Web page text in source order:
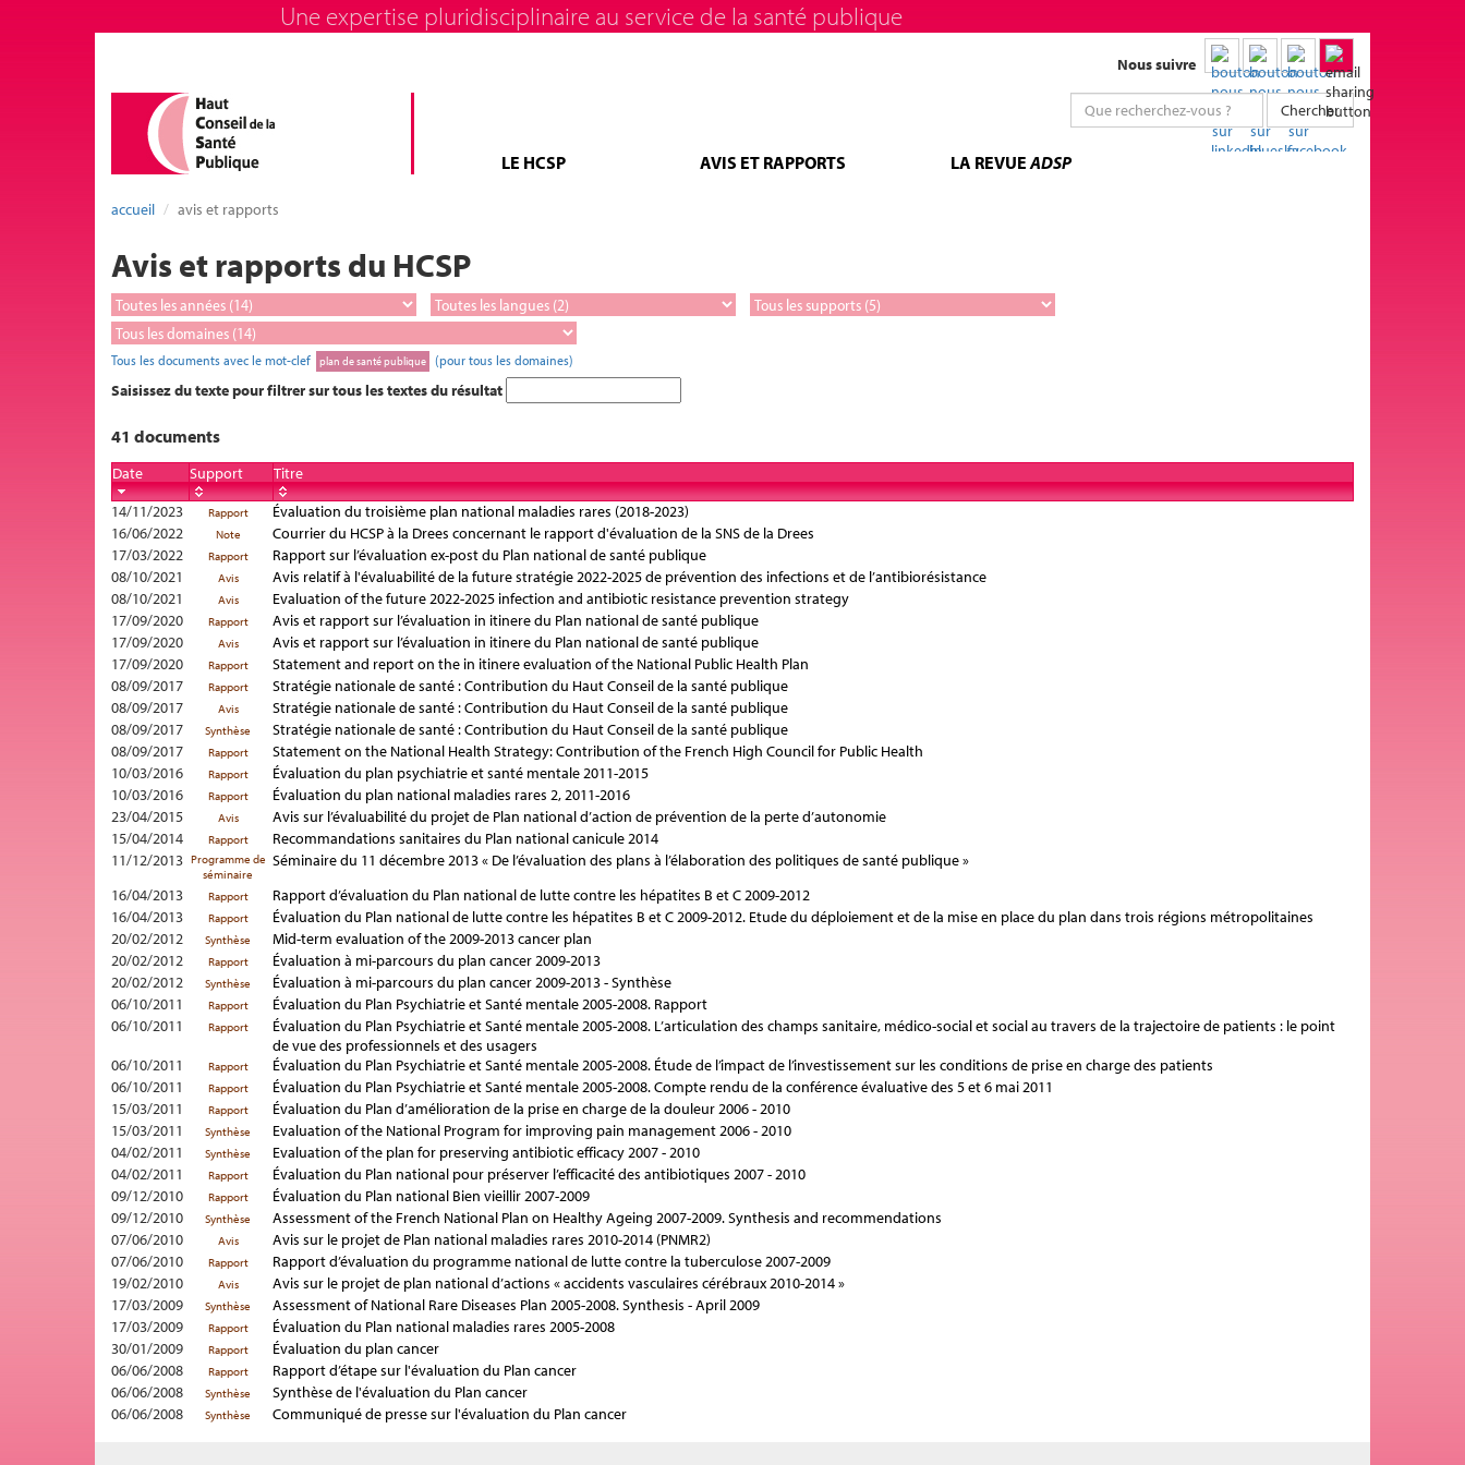
Une expertise pluridisciplinaire au service de la santé publique
Nous suivre
Chercher
LE HCSP AVIS ET RAPPORTS LA REVUEADSP
accueil avis et rapports
Avis et rapports du HCSP
Tous les documents avec le mot-clef plan de santé publique (pour tous les domaines)
Saisissez du texte pour filtrer sur tous les textes du résultat
41 documents
Date Support
Titre
14/11/2023
Rapport
Évaluation du troisième plan national maladies rares (2018-2023)
16/06/2022
Note
Courrier du HCSP à la Drees concernant le rapport d'évaluation de la SNS de la Drees
17/03/2022
Rapport
Rapport sur l’évaluation ex-post du Plan national de santé publique
08/10/2021
Avis
Avis relatif à l'évaluabilité de la future stratégie 2022-2025 de prévention des infections et de l’antibiorésistance
08/10/2021
Avis
Evaluation of the future 2022-2025 infection and antibiotic resistance prevention strategy
17/09/2020
Rapport
Avis et rapport sur l’évaluation in itinere du Plan national de santé publique
17/09/2020
Avis
Avis et rapport sur l’évaluation in itinere du Plan national de santé publique
17/09/2020
Rapport
Statement and report on the in itinere evaluation of the National Public Health Plan
08/09/2017
Rapport
Stratégie nationale de santé : Contribution du Haut Conseil de la santé publique
08/09/2017
Avis
Stratégie nationale de santé : Contribution du Haut Conseil de la santé publique
08/09/2017
Synthèse
Stratégie nationale de santé : Contribution du Haut Conseil de la santé publique
08/09/2017
Rapport
Statement on the National Health Strategy: Contribution of the French High Council for Public Health
10/03/2016
Rapport
Évaluation du plan psychiatrie et santé mentale 2011-2015
10/03/2016
Rapport
Évaluation du plan national maladies rares 2, 2011-2016
23/04/2015
Avis
Avis sur l’évaluabilité du projet de Plan national d’action de prévention de la perte d’autonomie
15/04/2014
Rapport
Recommandations sanitaires du Plan national canicule 2014
11/12/2013 Programme de
séminaire
Séminaire du 11 décembre 2013 « De l’évaluation des plans à l’élaboration des politiques de santé publique »
16/04/2013
Rapport
Rapport d’évaluation du Plan national de lutte contre les hépatites B et C 2009-2012
16/04/2013
Rapport
Évaluation du Plan national de lutte contre les hépatites B et C 2009-2012. Etude du déploiement et de la mise en place du plan dans trois régions métropolitaines
20/02/2012
Synthèse
Mid-term evaluation of the 2009-2013 cancer plan
20/02/2012
Rapport
Évaluation à mi-parcours du plan cancer 2009-2013
20/02/2012
Synthèse
Évaluation à mi-parcours du plan cancer 2009-2013 - Synthèse
06/10/2011
Rapport
Évaluation du Plan Psychiatrie et Santé mentale 2005-2008. Rapport
06/10/2011
Rapport
Évaluation du Plan Psychiatrie et Santé mentale 2005-2008. L’articulation des champs sanitaire, médico-social et social au travers de la trajectoire de patients : le point
de vue des professionnels et des usagers
06/10/2011
Rapport
Évaluation du Plan Psychiatrie et Santé mentale 2005-2008. Étude de l’impact de l’investissement sur les conditions de prise en charge des patients
06/10/2011
Rapport
Évaluation du Plan Psychiatrie et Santé mentale 2005-2008. Compte rendu de la conférence évaluative des 5 et 6 mai 2011
15/03/2011
Rapport
Évaluation du Plan d’amélioration de la prise en charge de la douleur 2006 - 2010
15/03/2011
Synthèse
Evaluation of the National Program for improving pain management 2006 - 2010
04/02/2011
Synthèse
Evaluation of the plan for preserving antibiotic efficacy 2007 - 2010
04/02/2011
Rapport
Évaluation du Plan national pour préserver l’efficacité des antibiotiques 2007 - 2010
09/12/2010
Rapport
Évaluation du Plan national Bien vieillir 2007-2009
09/12/2010
Synthèse
Assessment of the French National Plan on Healthy Ageing 2007-2009. Synthesis and recommendations
07/06/2010
Avis
Avis sur le projet de Plan national maladies rares 2010-2014 (PNMR2)
07/06/2010
Rapport
Rapport d’évaluation du programme national de lutte contre la tuberculose 2007-2009
19/02/2010
Avis
Avis sur le projet de plan national d’actions « accidents vasculaires cérébraux 2010-2014 »
17/03/2009
Synthèse
Assessment of National Rare Diseases Plan 2005-2008. Synthesis - April 2009
17/03/2009
Rapport
Évaluation du Plan national maladies rares 2005-2008
30/01/2009
Rapport
Évaluation du plan cancer
06/06/2008
Rapport
Rapport d’étape sur l'évaluation du Plan cancer
06/06/2008
Synthèse
Synthèse de l'évaluation du Plan cancer
06/06/2008
Synthèse Communiqué de presse sur l'évaluation du Plan cancer